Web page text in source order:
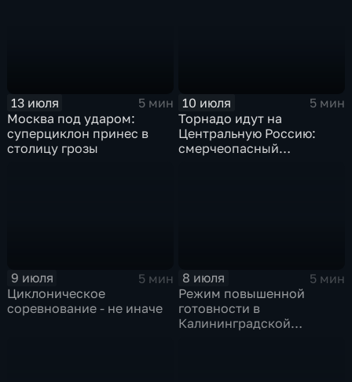
13 июля
5 мин
Москва под ударом:
суперциклон принес в
столицу грозы
10 июля
5 мин
Торнадо идут на
Центральную Россию:
смерчеопасный
9 июля
5 мин
Циклоническое
соревнование - не иначе
8 июля
5 мин
Режим повышенной
готовности в
Калининградской